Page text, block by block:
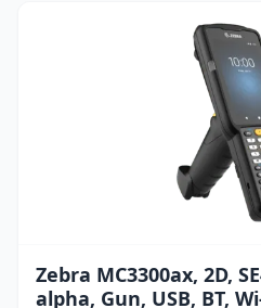
Zebra MC3300ax, 2D,
alpha, Gun, USB, BT,